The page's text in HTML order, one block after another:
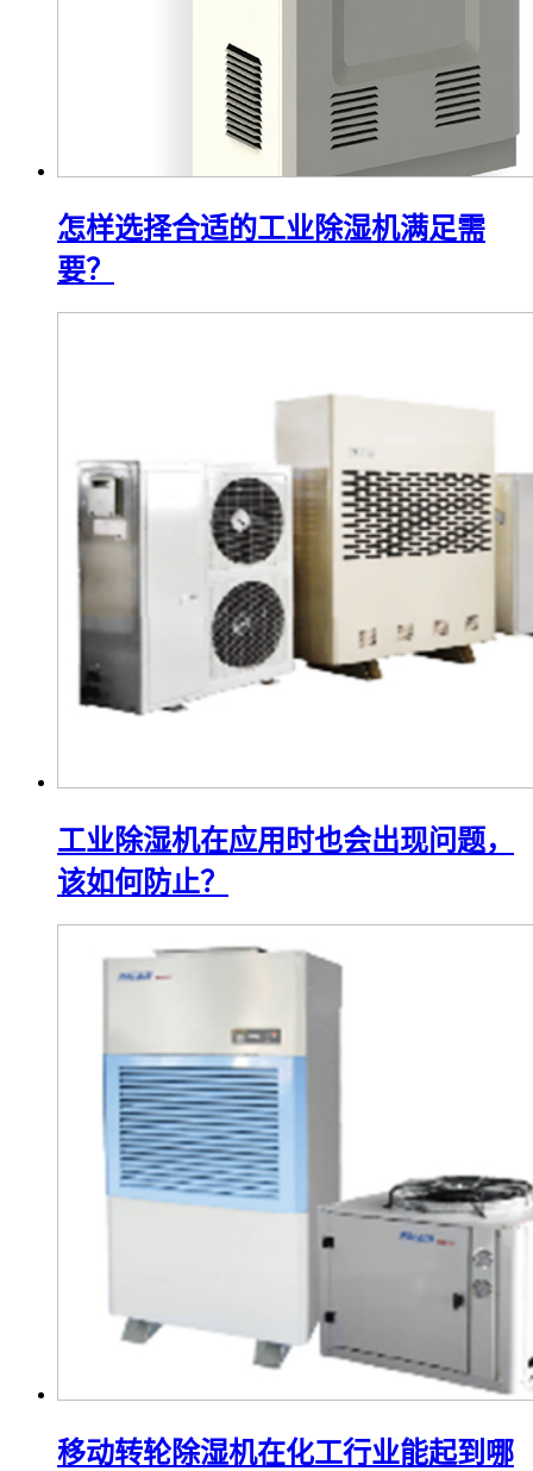
怎样选择合适的工业除湿机满足需
要？
工业除湿机在应用时也会出现问题，
该如何防止？
移动转轮除湿机在化工行业能起到哪